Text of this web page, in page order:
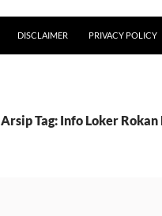
DISCLAIMER PRIVACY POLICY
Arsip Tag: Info Loker Rokan